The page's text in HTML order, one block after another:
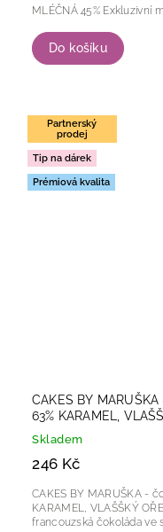
Do košíku
MLÉČNÁ 45%
Partnerský
prodej
Tip na dárek
Prémiová kvalita
CAKES BY
63% KARAMEL,
100g
Skladem
246 Kč
CAKES BY MARUŠKA -
KARAMEL, VLAŠŠKÝ
francouzská čokoláda ve